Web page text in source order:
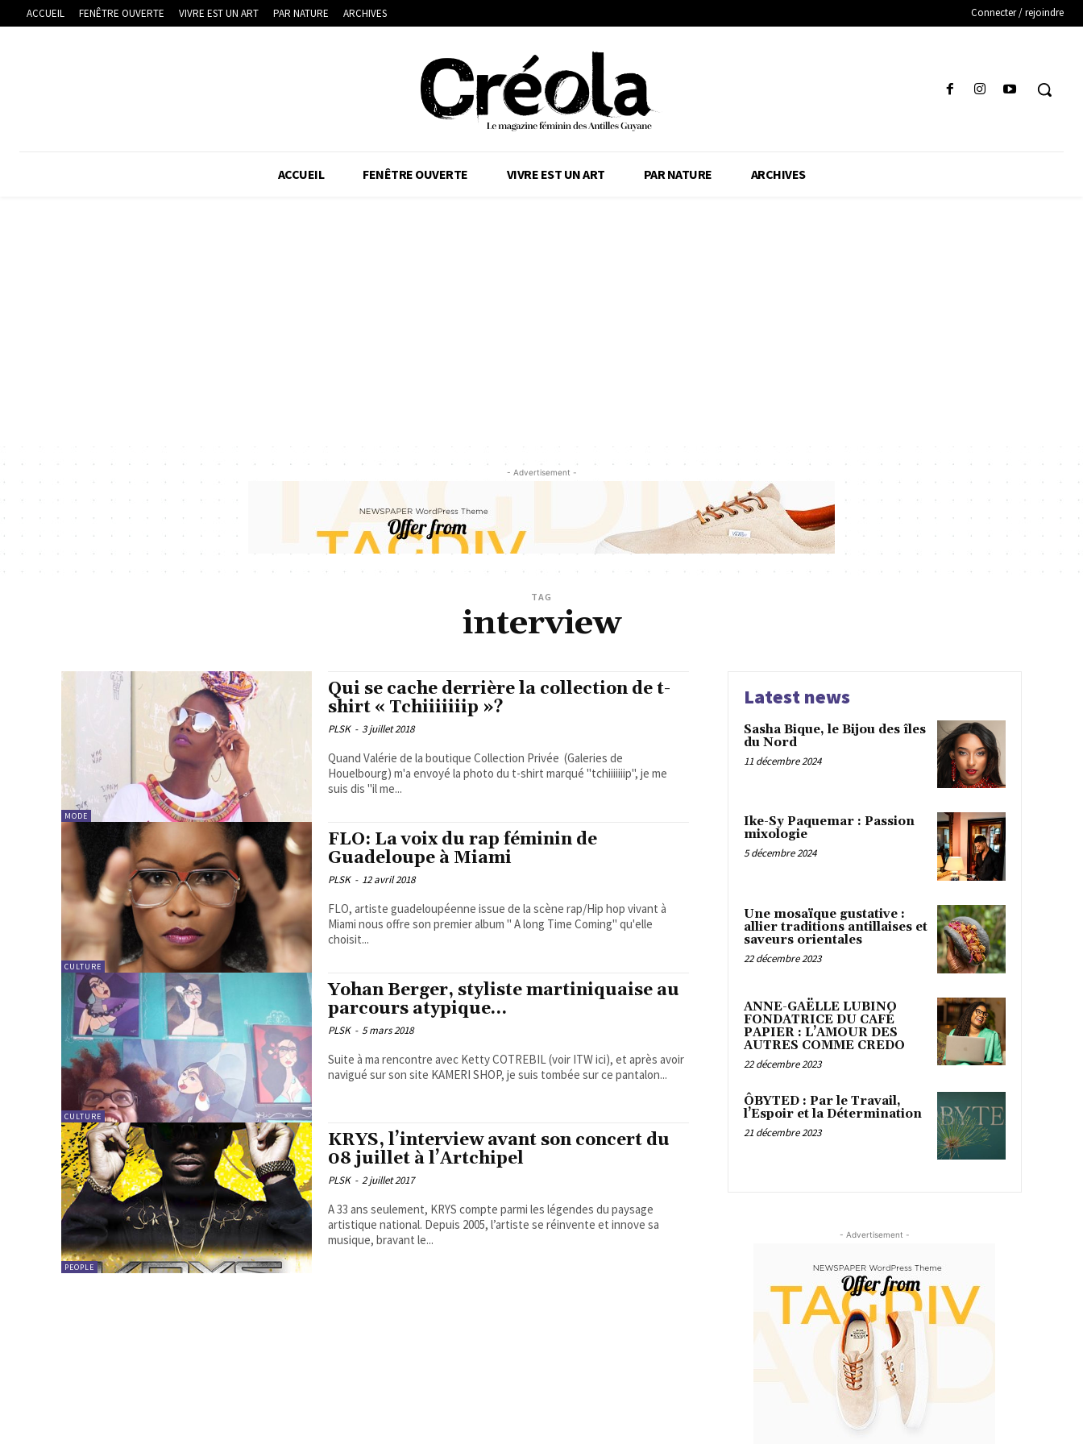
ACCUEIL FENÊTRE OUVERTE VIVRE EST UN ART PAR NATURE ARCHIVES Connecter / rejoindre
ACCUEIL FENÊTRE OUVERTE VIVRE EST UN ART PAR NATURE ARCHIVES
- Advertisement -
TAG
interview
MODE
Qui se cache derrière la collection de t-
shirt « Tchiiiiiiip »?
PLSK - 3 juillet 2018
Quand Valérie de la boutique Collection Privée (Galeries de
Houelbourg) m'a envoyé la photo du t-shirt marqué "tchiiiiiiip", je me
suis dis "il me...
CULTURE
FLO: La voix du rap féminin de
Guadeloupe à Miami
PLSK - 12 avril 2018
FLO, artiste guadeloupéenne issue de la scène rap/Hip hop vivant à
Miami nous offre son premier album " A long Time Coming" qu'elle
choisit...
CULTURE
Yohan Berger, styliste martiniquaise au
parcours atypique…
PLSK - 5 mars 2018
Suite à ma rencontre avec Ketty COTREBIL (voir ITW ici), et après avoir
navigué sur son site KAMERI SHOP, je suis tombée sur ce pantalon...
PEOPLE
KRYS, l’interview avant son concert du
08 juillet à l’Artchipel
PLSK - 2 juillet 2017
A 33 ans seulement, KRYS compte parmi les légendes du paysage
artistique national. Depuis 2005, l’artiste se réinvente et innove sa
musique, bravant le...
Latest news
Sasha Bique, le Bijou des îles
du Nord
11 décembre 2024
Ike-Sy Paquemar : Passion
mixologie
5 décembre 2024
Une mosaïque gustative :
allier traditions antillaises et
saveurs orientales
22 décembre 2023
ANNE-GAËLLE LUBINO
FONDATRICE DU CAFÉ
PAPIER : L’AMOUR DES
AUTRES COMME CREDO
22 décembre 2023
ÔBYTED : Par le Travail,
l’Espoir et la Détermination
21 décembre 2023
- Advertisement -